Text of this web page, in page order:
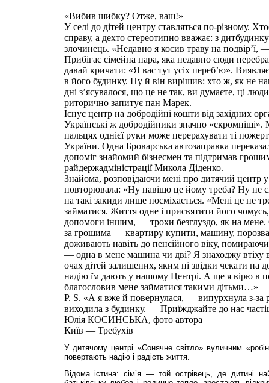
«Вибив шибку? Отже, ваш!»
У селі до дітей центру ставляться по-різному.
справу, а дехто стереотипно вважає: з
злочинець. «Недавно я косив траву на
Прибігає сімейна пара, яка недавно сюди
давай кричати: «Я вас тут усіх переб’ю».
в його будинку. Ну й він вирішив: хто ж, як не
дні з’ясувалося, що це не так, ви думаєте, ці
риторично запитує пан Марек.
Існує центр на добродійні кошти від західних
Українські ж добродійники значно «скромніші».
пальцях однієї руки може перерахувати ті
України. Одна Броварська автозаправка
допоміг знайомий бізнесмен та підтримав
райдержадміністрації Микола Діденко.
Знайома, розповідаючи мені про дитячий центр у
повторювала: «Ну навіщо це йому треба? Ну не
на такі закиди лише посміхається. «Мені це не
займатися. Життя одне і присвятити його
допомоги іншим, — трохи безглуздо, як на мене.
за грошима — квартиру купити, машину,
доживають навіть до пенсійного віку, помираючи
— одна в мене машина чи дві? Я знаходжу втіху
очах дітей залишених, яким ні звідки чекати на
надію їм дають у нашому Центрі. А ще я вірю в
благословив мене займатися такими дітьми…»
P. S. «А я вже й повернулася, — випурхнула з-за
виходила з будинку. — Приїжджайте до нас
Юлія КОСИНСЬКА, фото автора
Київ — Требухів
У дитячому центрі «Сонячне світло» вуличним
повертають надію і радість життя.
Відома істина: сім’я — той острівець, де дитині